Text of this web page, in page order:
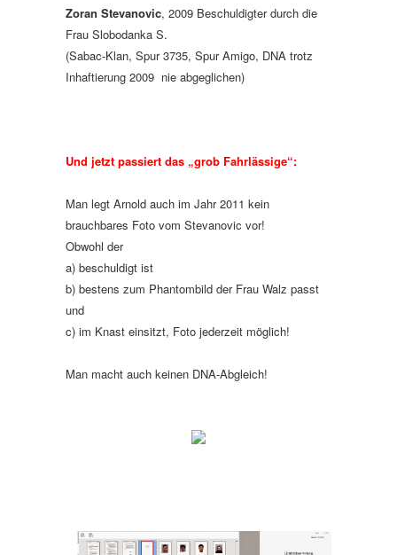
Zoran Stevanovic, 2009 Beschuldigter durch die
Frau Slobodanka S.
(Sabac-Klan, Spur 3735, Spur Amigo, DNA trotz
Inhaftierung 2009 nie abgeglichen)
Und jetzt passiert das „grob Fahrlässige“:
Man legt Arnold auch im Jahr 2011 kein
brauchbares Foto vom Stevanovic vor!
Obwohl der
a) beschuldigt ist
b) bestens zum Phantombild der Frau Walz passt
und
c) im Knast einsitzt, Foto jederzeit möglich!
Man macht auch keinen DNA-Abgleich!